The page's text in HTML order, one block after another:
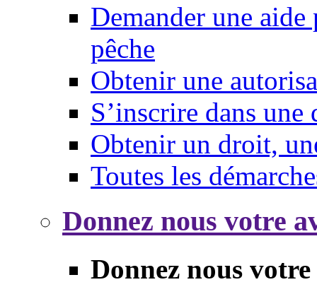
Demander une
pêche
Obtenir une
S’inscrire dans une
Obtenir un droit,
Toutes les
Donnez nous votre
Donnez nous